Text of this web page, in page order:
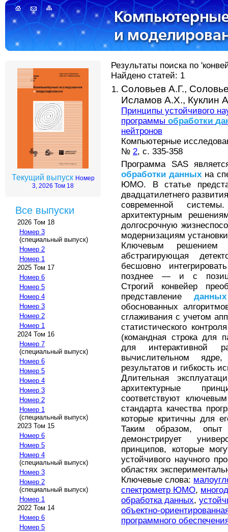
Текущий выпуск Номер
3, 2026 Том 18
Все выпуски
2026 Том 18
Номер 3
(специальный выпуск)
Номер 2
Номер 1
2025 Том 17
Номер 6
Номер 5
Номер 4
Номер 3
Номер 2
Номер 1
2024 Том 16
Номер 7
(специальный выпуск)
Номер 6
Номер 5
Номер 4
Номер 3
Номер 2
Номер 1
(специальный выпуск)
2023 Том 15
Номер 6
Номер 5
Номер 4
(специальный выпуск)
Номер 3
Номер 2
(специальный выпуск)
Номер 1
2022 Том 14
Номер 6
Номер 5
Результаты поиска по
Найдено статей: 1
Соловьев А.Г.,
Исламов А.Х., Куклин
Принципы устойчивого
программы обработки
нейтронов
Компьютерные
№ 2, с. 335-358
Программа SAS
обработки данных на
ЮМО. В статье
двадцатилетнего
современной
архитектурным
долгосрочную
модернизациям
Ключевым решением
абстрагирующая
бесшовно
позднее — и с
Строгий конвейер
представление данных
обоснованных
сглаживания с учетом
статистического
(командная строка для
для интерактивной
вычислительном
результатов и гибкость
Длительная
архитектурные
соответствуют
стандарта качества
которые критичны для
Таким образом,
демонстрирует
принципов, которые
устойчивого научного
областях
Ключевые слова:
спектрометр ЮМО,
обработка данных,
объектно-
программного